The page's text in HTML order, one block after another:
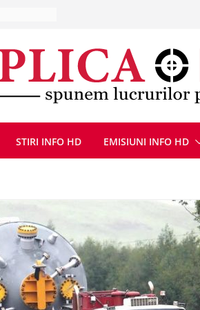
din
cu
DIN
STIRI INFO HD EMISIUNI INFO HD